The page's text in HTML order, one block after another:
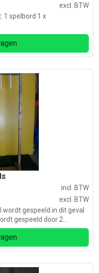
excl. BTW
1 spelbord 1 x
incl. BTW
excl. BTW
gespeeld in dit geval
gespeeld door 2
en de andere